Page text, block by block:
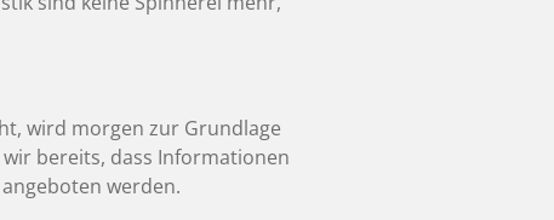
wird morgen zur Grundlage
bereits, dass Informationen
werden.